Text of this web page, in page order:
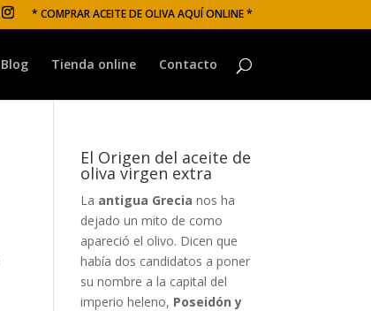
* COMPRAR ACEITE DE OLIVA AQUÍ ONLINE *
Blog Tienda online Contacto
El Origen del aceite de
oliva virgen extra
La antigua Grecia nos ha
dejado un mito de como
apareció el olivo. Dicen que
había dos candidatos a poner
su nombre a la capital del
imperio heleno, Poseidón y